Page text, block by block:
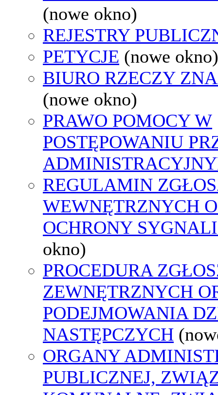
(nowe okno)
REJESTRY
PETYCJE (nowe okno)
BIURO RZECZY
(nowe okno)
PRAWO POMOCY W
POSTĘPOWANIU
REGULAMIN
WEWNĘTRZNYCH
OCHRONY
okno)
PROCEDURA
ZEWNĘTRZNYCH
PODEJMOWANIA
NASTĘPCZYCH
ORGANY
PUBLICZNEJ,